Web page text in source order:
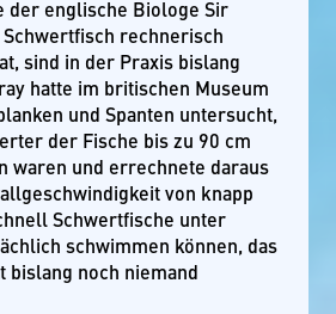
der englische Biologe Sir
rechnerisch
sind in der Praxis bislang
hatte im britischen Museum
und Spanten untersucht,
der Fische bis zu 90 cm
waren und errechnete daraus
von knapp
Schwertfische unter
schwimmen können, das
bislang noch niemand